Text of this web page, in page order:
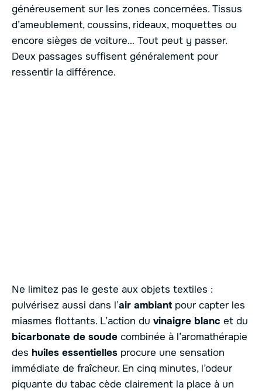
généreusement sur les zones concernées. Tissus
d’ameublement, coussins, rideaux, moquettes ou
encore sièges de voiture… Tout peut y passer.
Deux passages suffisent généralement pour
ressentir la différence.
Ne limitez pas le geste aux objets textiles :
pulvérisez aussi dans l’air ambiant pour capter les
miasmes flottants. L’action du vinaigre blanc et du
bicarbonate de soude combinée à l’aromathérapie
des huiles essentielles procure une sensation
immédiate de fraîcheur. En cinq minutes, l’odeur
piquante du tabac cède clairement la place à un